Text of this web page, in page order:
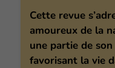
Cette revue
amoureux de la
une partie de
favorisant la vie